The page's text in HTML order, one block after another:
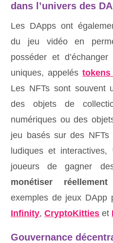
dans l’univers des
Les DApps ont
du jeu vidéo en
posséder et
uniques, appelés
Les NFTs sont souvent
des objets de
numériques ou des
jeu basés sur des NFTs
ludiques et
joueurs de gagner
monétiser
exemples de jeux DApp
Infinity,CryptoKitties et
Gouvernance